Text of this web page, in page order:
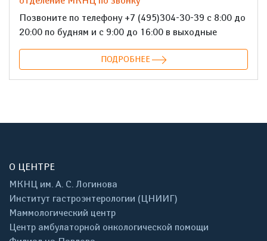
Позвоните по телефону +7 (495)304-30-39 с 8:00 до
20:00 по будням и с 9:00 до 16:00 в выходные
ПОДРОБНЕЕ
О ЦЕНТРЕ
МКНЦ им. А. С. Логинова
Институт гастроэнтерологии (ЦНИИГ)
Маммологический центр
Центр амбулаторной онкологической помощи